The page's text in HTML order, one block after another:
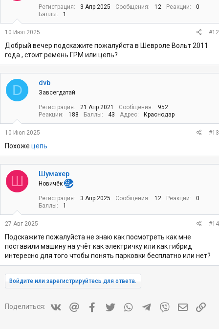
Регистрация 3 Апр 2025 Сообщения 12 Реакции
0
Баллы
1
10 Июл 2025 #12
Добрый вечер подскажите пожалуйста в Шевроле Вольт 2011
года , стоит ремень ГРМ или цепь?
D dvb
Завсегдатай
Регистрация 21 Апр 2021 Сообщения
952
Реакции
188 Баллы 43 Адрес Краснодар
10 Июл 2025 #13
Похоже цепь
Ш Шумахер
Новичёк
Регистрация 3 Апр 2025 Сообщения 12 Реакции
0
Баллы
1
27 Авг 2025 #14
Подскажите пожалуйста не знаю как посмотреть как мне
поставили машину на учёт как электричку или как гибрид
интересно для того чтобы понять парковки бесплатно или нет?
Войдите или зарегистрируйтесь для ответа.
Поделиться: Vkontakte
Mail.ru Facebook
TwitterWhatsAppTelegram
Viber